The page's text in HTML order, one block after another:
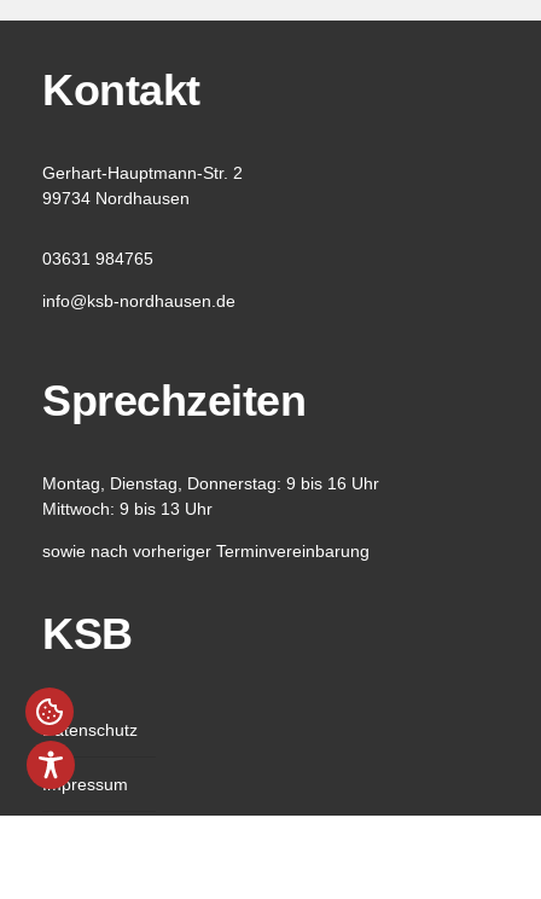
Kontakt
Gerhart-Hauptmann-Str. 2
99734 Nordhausen
03631 984765
info@ksb-nordhausen.de
Sprechzeiten
Montag, Dienstag, Donnerstag: 9 bis 16 Uhr
Mittwoch: 9 bis 13 Uhr
sowie nach vorheriger Terminvereinbarung
KSB
Datenschutz
Impressum